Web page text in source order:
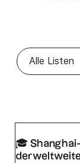
Alle Listen
🎓
der